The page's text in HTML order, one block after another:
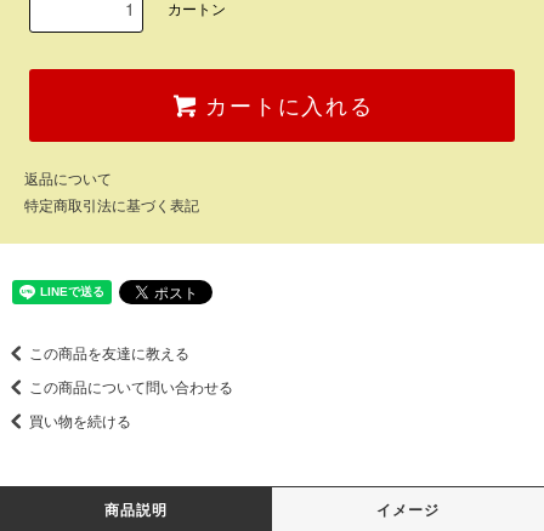
カートン
カートに入れる
返品について
特定商取引法に基づく表記
この商品を友達に教える
この商品について問い合わせる
買い物を続ける
商品説明 イメージ